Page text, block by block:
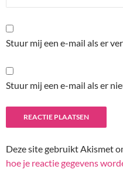
Stuur mij een e-mail als er
Stuur mij een e-mail als er
Deze site gebruikt Akismet
hoe je reactie gegevens